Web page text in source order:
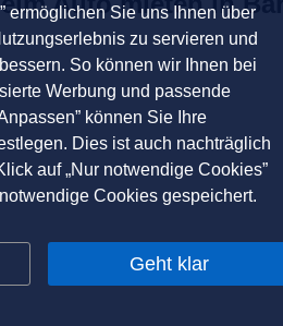
ermöglichen Sie uns Ihnen über
zu servieren und
So können wir Ihnen bei
Werbung und passende
können Sie Ihre
Dies ist auch nachträglich
auf „Nur notwendige Cookies”
Cookies gespeichert.
Geht klar
26.07.2026
Rent